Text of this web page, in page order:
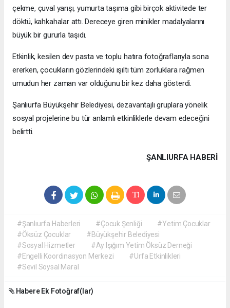
çekme, çuval yarışı, yumurta taşıma gibi birçok aktivitede ter
döktü, kahkahalar attı. Dereceye giren minikler madalyalarını
büyük bir gururla taşıdı.
Etkinlik, kesilen dev pasta ve toplu hatıra fotoğraflarıyla sona
ererken, çocukların gözlerindeki ışıltı tüm zorluklara rağmen
umudun her zaman var olduğunu bir kez daha gösterdi.
Şanlıurfa Büyükşehir Belediyesi, dezavantajlı gruplara yönelik
sosyal projelerine bu tür anlamlı etkinliklerle devam edeceğini
belirtti.
ŞANLIURFA HABERİ
#Şanlıurfa Haberleri #Çocuk Şenliği
#Yetim Çocuklar
#Öksüz Çocuklar
#Büyükşehir Belediyesi
#Sosyal Hizmetler
#Ay Işığım Yetim Öksüz Derneği
#Engelli Koordinasyon Merkezi
#Urfa Etkinlikleri
#Sevil Soysal Maral
Habere Ek Fotoğraf(lar)